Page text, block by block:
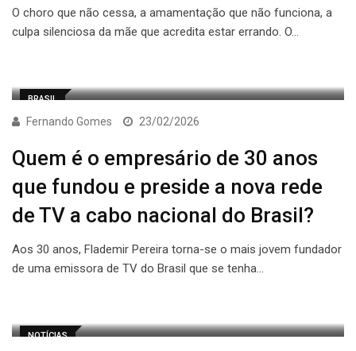
O choro que não cessa, a amamentação que não funciona, a
culpa silenciosa da mãe que acredita estar errando. O…
BRASIL
Fernando Gomes 23/02/2026
Quem é o empresário de 30 anos
que fundou e preside a nova rede
de TV a cabo nacional do Brasil?
Aos 30 anos, Flademir Pereira torna-se o mais jovem fundador
de uma emissora de TV do Brasil que se tenha…
NOTÍCIAS